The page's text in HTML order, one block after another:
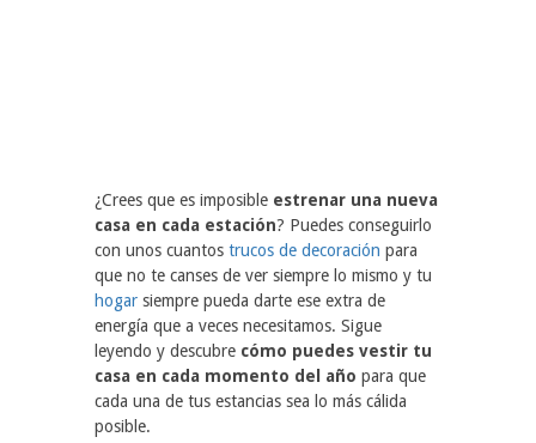
¿Crees que es imposible estrenar una nueva
casa en cada estación? Puedes conseguirlo
con unos cuantos trucos de decoración para
que no te canses de ver siempre lo mismo y tu
hogar siempre pueda darte ese extra de
energía que a veces necesitamos. Sigue
leyendo y descubre cómo puedes vestir tu
casa en cada momento del año para que
cada una de tus estancias sea lo más cálida
posible.